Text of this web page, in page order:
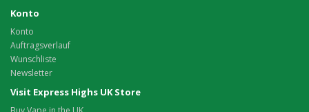
Konto
Konto
Auftragsverlauf
Wunschliste
Newsletter
Visit Express Highs UK Store